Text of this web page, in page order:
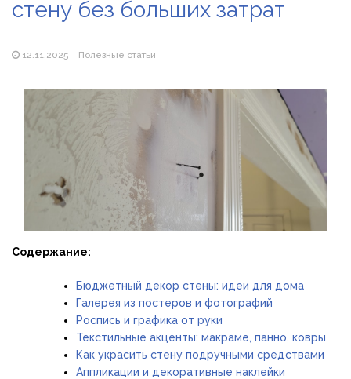
Магазин паяльников: рейтинг лучших магазинов Украины
стену без больших затрат
12.11.2025 Полезные статьи
Содержание:
Бюджетный декор стены: идеи для дома
Галерея из постеров и фотографий
Роспись и графика от руки
Текстильные акценты: макраме, панно, ковры
Как украсить стену подручными средствами
Аппликации и декоративные наклейки